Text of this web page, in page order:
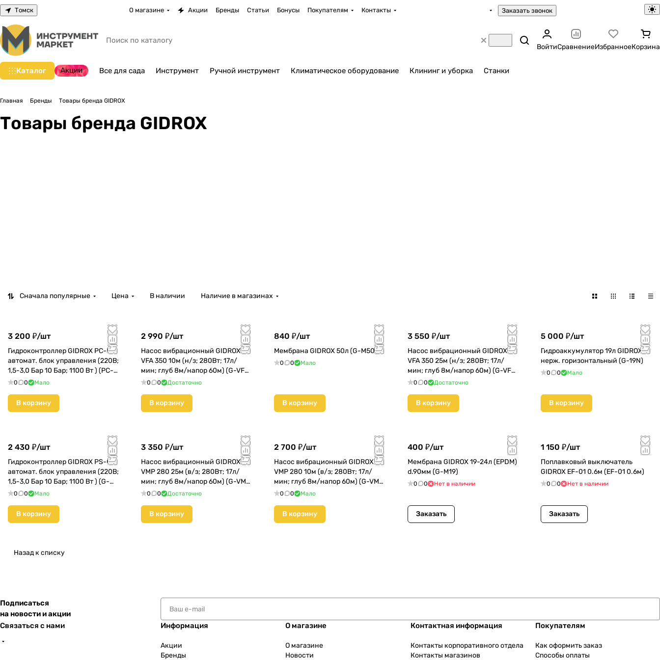
Томск О магазине Акции Бренды Статьи Бонусы Покупателям Контакты Заказать звонок
ВойтиСравнениеИзбранноеКорзина
Каталог Акции Все для сада Инструмент Ручной инструмент Климатическое оборудование Клининг и уборка Станки
Главная Бренды Товары бренда GIDROX
Товары бренда GIDROX
Сначала популярные Цена В наличии Наличие в магазинах
3 200 ₽/шт
Гидроконтроллер GIDROX PC-59
автомат. блок управления (220B;
1,5-3,0 Бар 10 Бар; 1100 Вт ) (PC-
59)
0 0 Мало
В корзину
2 990 ₽/шт
Насос вибрационный GIDROX
VFA 350 10м (н/з; 280Вт; 17л/
мин; глуб 8м/напор 60м) (G-VFA
350-10)
0 0 Достаточно
В корзину
840 ₽/шт
Мембрана GIDROX 50л (G-М50)
0 0 Мало
В корзину
3 550 ₽/шт
Насос вибрационный GIDROX
VFA 350 25м (н/з; 280Вт; 17л/
мин; глуб 8м/напор 60м) (G-VFA
350-25)
0 0 Достаточно
В корзину
5 000 ₽/шт
Гидроаккумулятор 19л GIDROX
нерж. горизонтальный (G-19N)
0 0 Мало
В корзину
2 430 ₽/шт
Гидроконтроллер GIDROX PS-03
автомат. блок управления (220В;
1,5-3,0 Бар 10 Бар; 1100 Вт ) (G-
PS-03)
0 0 Мало
В корзину
3 350 ₽/шт
Насос вибрационный GIDROX
VMP 280 25м (в/з; 280Вт; 17л/
мин; глуб 8м/напор 60м) (G-VMP
280-25)
0 0 Достаточно
В корзину
2 700 ₽/шт
Насос вибрационный GIDROX
VMP 280 10м (в/з; 280Вт; 17л/
мин; глуб 8м/напор 60м) (G-VMP
280-10)
0 0 Мало
В корзину
400 ₽/шт
Мембрана GIDROX 19-24л (EPDM)
d.90мм (G-М19)
0 0 Нет в наличии
Заказать
1 150 ₽/шт
Поплавковый выключатель
GIDROX EF-01 0.6м (EF-01 0.6м)
0 0 Нет в наличии
Заказать
Назад к списку
Подписаться
на новости и акции
Связаться с нами
Информация
Акции
Бренды
О магазине
О магазине
Новости
Контактная информация
Контакты корпоративного отдела
Контакты магазинов
Покупателям
Как оформить заказ
Способы оплаты